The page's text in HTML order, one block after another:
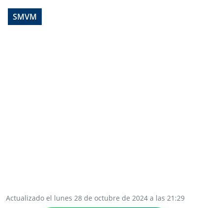
SMVM
Actualizado el lunes 28 de octubre de 2024 a las 21:29